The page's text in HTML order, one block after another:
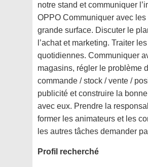
notre stand et communiquer
OPPO Communiquer avec
grande surface. Discuter le
l’achat et marketing. Traiter
quotidiennes. Communiquer
magasins, régler le problème
commande / stock / vente /
publicité et construire la
avec eux. Prendre la
former les animateurs et les
les autres tâches demander
Profil recherché